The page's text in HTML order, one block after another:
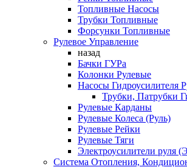
Топливные Насосы
Трубки Топливные
Форсунки Топливные
Рулевое Управление
назад
Бачки ГУРа
Колонки Рулевые
Насосы Гидроусилителя
Трубки, Патрубки
Рулевые Карданы
Рулевые Колеса (Руль)
Рулевые Рейки
Рулевые Тяги
Электроусилители руля
Система Отопления,